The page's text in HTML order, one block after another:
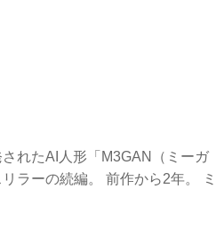
れたAI人形「M3GAN（ミーガ
ラーの続編。 前作から2年。 ミ